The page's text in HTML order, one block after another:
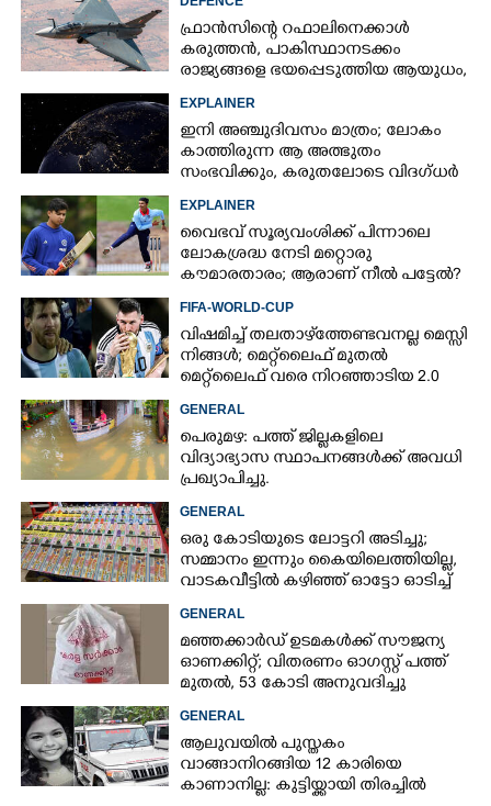
ഫ്രാൻസിന്റെ റഫാലിനെക്കാൾ
കരുത്തൻ,​ പാകിസ്ഥാനടക്കം
രാജ്യങ്ങളെ ഭയപ്പെടുത്തിയ ആയുധം,​
EXPLAINER
ഇനി അഞ്ചുദിവസം മാത്രം; ലോകം
കാത്തിരുന്ന ആ അത്ഭുതം
സംഭവിക്കും, കരുതലോടെ വിദഗ്ധർ
EXPLAINER
വൈഭവ് സൂര്യവംശിക്ക് പിന്നാലെ
ലോകശ്രദ്ധ നേടി മറ്റൊരു
കൗമാരതാരം; ആരാണ് നീൽ പട്ടേൽ?
FIFA-WORLD-CUP
വിഷമിച്ച് തലതാഴ്‌ത്തേണ്ടവനല്ല മെസ്സി
നിങ്ങള്‍; മെറ്റ്‌ലൈഫ് മുതല്‍
മെറ്റ്‌ലൈഫ് വരെ നിറഞ്ഞാടിയ 2.0
GENERAL
പെരുമഴ: പത്ത് ജില്ലകളിലെ
വിദ്യാഭ്യാസ സ്ഥാപനങ്ങൾക്ക് അവധി
പ്രഖ്യാപിച്ചു.
GENERAL
ഒരു കോടിയുടെ ലോട്ടറി അടിച്ചു;
സമ്മാനം ഇന്നും കൈയിലെത്തിയില്ല,
വാടകവീട്ടിൽ കഴിഞ്ഞ് ഓട്ടോ ഓടിച്ച്
GENERAL
മഞ്ഞക്കാർഡ് ഉടമകൾക്ക് സൗജന്യ
ഓണക്കിറ്റ്; വിതരണം ഓഗസ്റ്റ് പത്ത്
മുതൽ, 53 കോടി അനുവദിച്ചു
GENERAL
ആലുവയിൽ പുസ്തകം
വാങ്ങാനിറങ്ങിയ 12 കാരിയെ
കാണാനില്ല: കുട്ടിയ്ക്കായി തിരച്ചിൽ